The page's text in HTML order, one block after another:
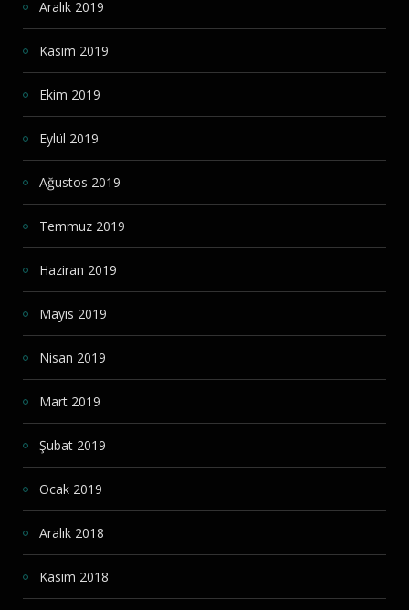
Aralık 2019
Kasım 2019
Ekim 2019
Eylül 2019
Ağustos 2019
Temmuz 2019
Haziran 2019
Mayıs 2019
Nisan 2019
Mart 2019
Şubat 2019
Ocak 2019
Aralık 2018
Kasım 2018